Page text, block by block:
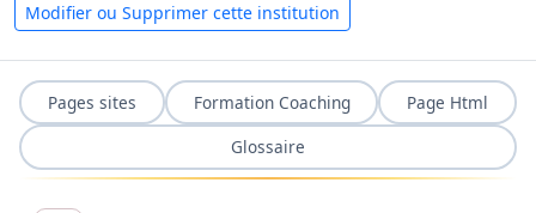
Modifier ou Supprimer cette institution
Pages sites Formation Coaching
Page Html
Glossaire